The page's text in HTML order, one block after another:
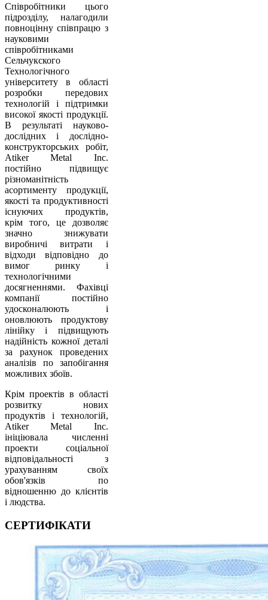
Співробітники цього
підрозділу, налагодили
повноцінну співпрацю з
науковими
співробітниками
Сельчукского
Технологічного
університету в області
розробки передових
технологій і підтримки
високої якості продукції.
В результаті науково-
дослідних і дослідно-
конструкторських робіт,
Atiker Metal Inc.
постійно підвищує
різноманітність
асортименту продукції,
якості та продуктивності
існуючих продуктів,
крім того, це дозволяє
значно знижувати
виробничі витрати і
відходи відповідно до
вимог ринку і
технологічними
досягненнями. Фахівці
компанії постійно
удосконалюють і
оновлюють продуктову
лінійку і підвищують
надійність кожної деталі
за рахунок проведених
аналізів по запобігання
можливих збоїв.
Крім проектів в області
розвитку нових
продуктів і технологій,
Atiker Metal Inc.
ініціювала численні
проекти соціальної
відповідальності з
урахуванням своїх
обов'язків по
відношенню до клієнтів
і людства.
СЕРТИФІКАТИ